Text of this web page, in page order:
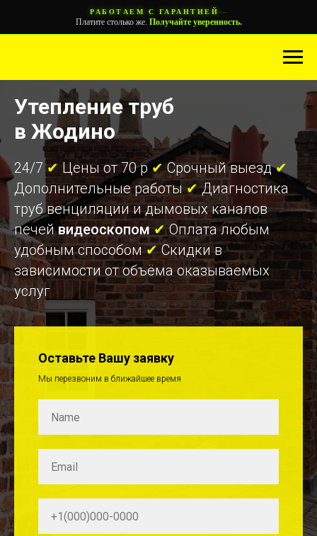
РАБОТАЕМ С ГАРАНТИЕЙ—
Платите столько же. Получайте уверенность.
Утепление труб
в Жодино
24/7✔ Цены от 70 р✔Срочный выезд✔
Дополнительные работы ✔Диагностика
труб венциляции и дымовых каналов
печейвидеоскопом ✔Оплата любым
удобным способом✔Скидки в
зависимости от объёма оказываемых
услуг
Оставьте Вашу заявку
Мы перезвоним в ближайшее время